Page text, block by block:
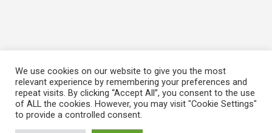
We use cookies on our website to give you the most
relevant experience by remembering your preferences and
repeat visits. By clicking “Accept All”, you consent to the use
of ALL the cookies. However, you may visit "Cookie Settings"
to provide a controlled consent.